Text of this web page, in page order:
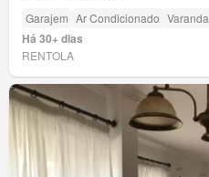
Garajem Ar Condicionado Varanda
Há 30+ dias
RENTOLA